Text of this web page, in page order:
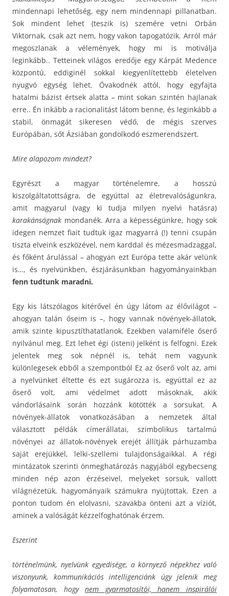
mindennapi lehetőség, egy nem mindennapi pillanatban.
Sok mindent lehet (teszik is) szemére vetni Orbán
Viktornak, csak azt nem, hogy vakon tapogatózik. Arról már
megoszlanak a vélemények, hogy mi is motiválja
leginkább.. Tetteinek világos eredője egy Kárpát Medence
központú, eddiginél sokkal kiegyenlítettebb életelven
nyugvó egység lehet. Óvakodnék attól, hogy egyfajta
hatalmi bázist értsek alatta – mint sokan szintén hajlanak
erre.. Én inkább a racionalitást látom benne, és leginkább a
stabil, önmagát sikeresen védő, de mégis szerves
Európában, sőt Ázsiában gondolkodó eszmerendszert.
Mire alapozom mindezt?
Egyrészt a magyar történelemre, a hosszú
kiszolgáltatottságra, de egyúttal az életrevalóságunkra,
amit magyarul (vagy ki tudja milyen nyelvi hatásra)
karakánságnak mondanék. Arra a képességünkre, hogy sok
idegen nemzet fiait tudtuk igaz magyarrá (!) tenni csupán
tiszta elveink eszközével, nem karddal és mézesmadzaggal,
és főként árulással – ahogyan ezt Európa tette akár velünk
is…, és nyelvünkben, észjárásunkban hagyományainkban
fenn tudtunk maradni.
Egy kis látszólagos kitérővel én úgy látom az élővilágot –
ahogyan talán őseim is –, hogy vannak növények-állatok,
amik szinte kipusztíthatatlanok. Ezekben valamiféle őserő
nyilvánul meg. Ezt lehet égi (isteni) jelként is felfogni. Ezek
jelentek meg sok népnél is, tehát nem vagyunk
különlegesek ebből a szempontból Ez az őserő volt az, ami
a nyelvünket éltette és ezt sugározza is, egyúttal ez az
őserő volt, ami védelmet adott másoknak, akik
vándorlásaink során hozzánk kötötték a sorsukat. A
növények-állatok vonatkozásában a nemzetek által
választott példák címerállatai, szimbolikus tartalmú
növényei az állatok-növények erejét állítják párhuzamba
saját erejükkel, lelki-szellemi tulajdonságaikkal. A régi
mintázatok szerinti önmeghatározás nagyjából egybecseng
minden nép azon érzéseivel, melyeket sorsuk, vallott
világnézetük, hagyományaik számukra nyújtottak. Ezen a
ponton tudom én elolvasni, szavakba önteni azt a víziót,
aminek a valóságát kézzelfoghatónak érzem.
Eszerint
történelmünk, nyelvünk egyedisége, a környező népekhez való
viszonyunk, kommunikációs intelligenciánk úgy jelenik meg
folyamatosan, hogynem gyarmatosítói, hanem inspirálói